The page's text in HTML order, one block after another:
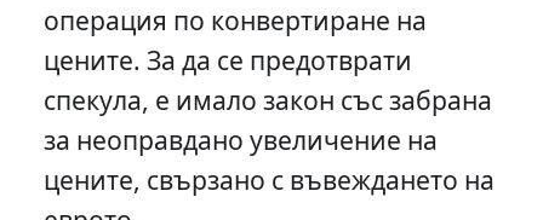
операция по конвертиране на
цените. За да се предотврати
спекула, е имало закон със забрана
за неоправдано увеличение на
цените, свързано с въвеждането на